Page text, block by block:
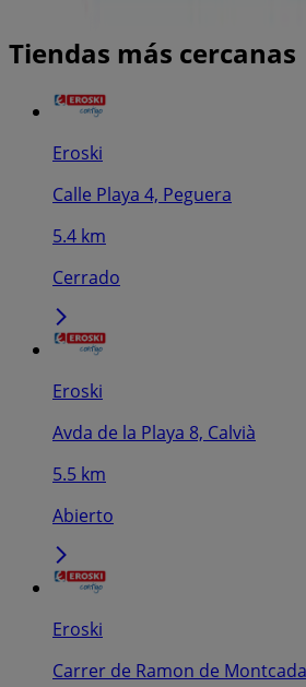
Tiendas más cercanas
Eroski
Calle Playa 4, Peguera
5.4 km
Cerrado
Eroski
Avda de la Playa 8, Calvià
5.5 km
Abierto
Eroski
Carrer de Ramon de